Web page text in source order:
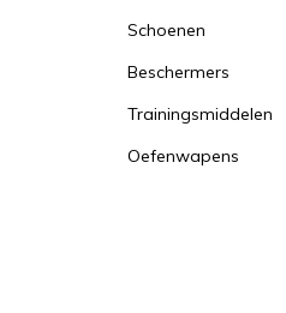
Schoenen
Beschermers
Trainingsmiddelen
Oefenwapens